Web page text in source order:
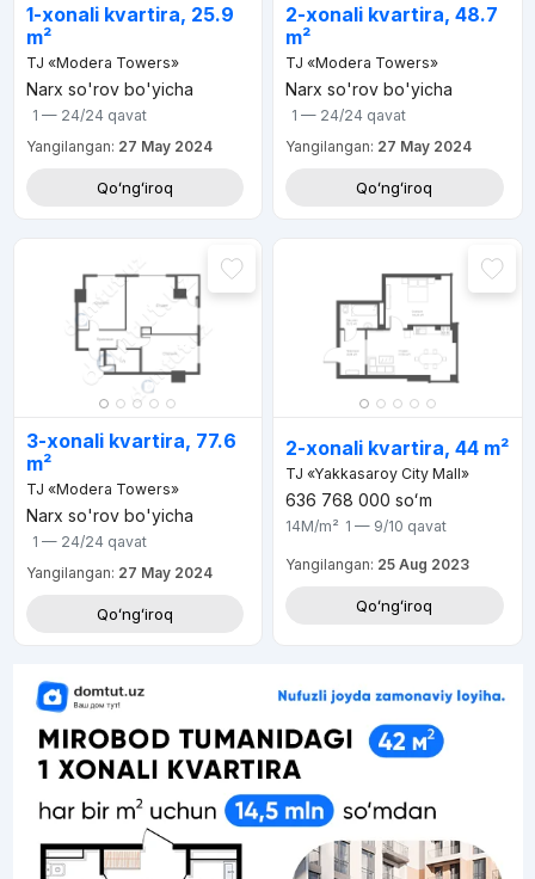
1-xonali kvartira, 25.9
m²
TJ «Modera Towers»
Narx so'rov bo'yicha
1 — 24/24 qavat
Yangilangan: 27 May 2024
Qoʻngʻiroq
2-xonali kvartira, 48.7
m²
TJ «Modera Towers»
Narx so'rov bo'yicha
1 — 24/24 qavat
Yangilangan: 27 May 2024
Qoʻngʻiroq
3-xonali kvartira, 77.6
m²
TJ «Modera Towers»
Narx so'rov bo'yicha
1 — 24/24 qavat
Yangilangan: 27 May 2024
Qoʻngʻiroq
2-xonali kvartira, 44 m²
TJ «Yakkasaroy City Mall»
636 768 000 soʻm
14M/m² 1 — 9/10 qavat
Yangilangan: 25 Aug 2023
Qoʻngʻiroq